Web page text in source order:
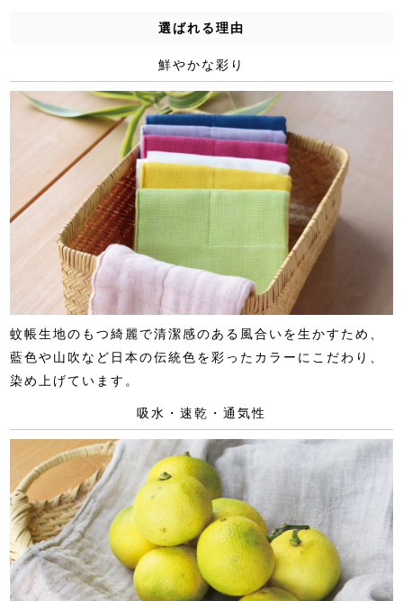
選ばれる理由
鮮やかな彩り
蚊帳生地のもつ綺麗で清潔感のある風合いを生かすため、
藍色や山吹など日本の伝統色を彩ったカラーにこだわり、
染め上げています。
吸水・速乾・通気性